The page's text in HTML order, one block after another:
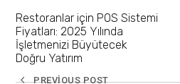
Restoranlar için POS Sistemi
Fiyatları: 2025 Yılında
İşletmenizi Büyütecek
Doğru Yatırım
PREVIOUS POST